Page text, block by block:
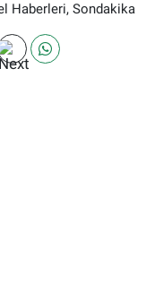
Haberleri, Sondakika